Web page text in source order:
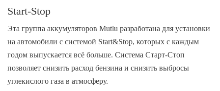
Start-Stop
Эта группа аккумуляторов Mutlu разработана для установки
на автомобили с системой Start&Stop, которых с каждым
годом выпускается всё больше. Система Старт-Стоп
позволяет снизить расход бензина и снизить выбросы
углекислого газа в атмосферу.